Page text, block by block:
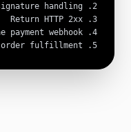
5. Confirm local order fulfillment